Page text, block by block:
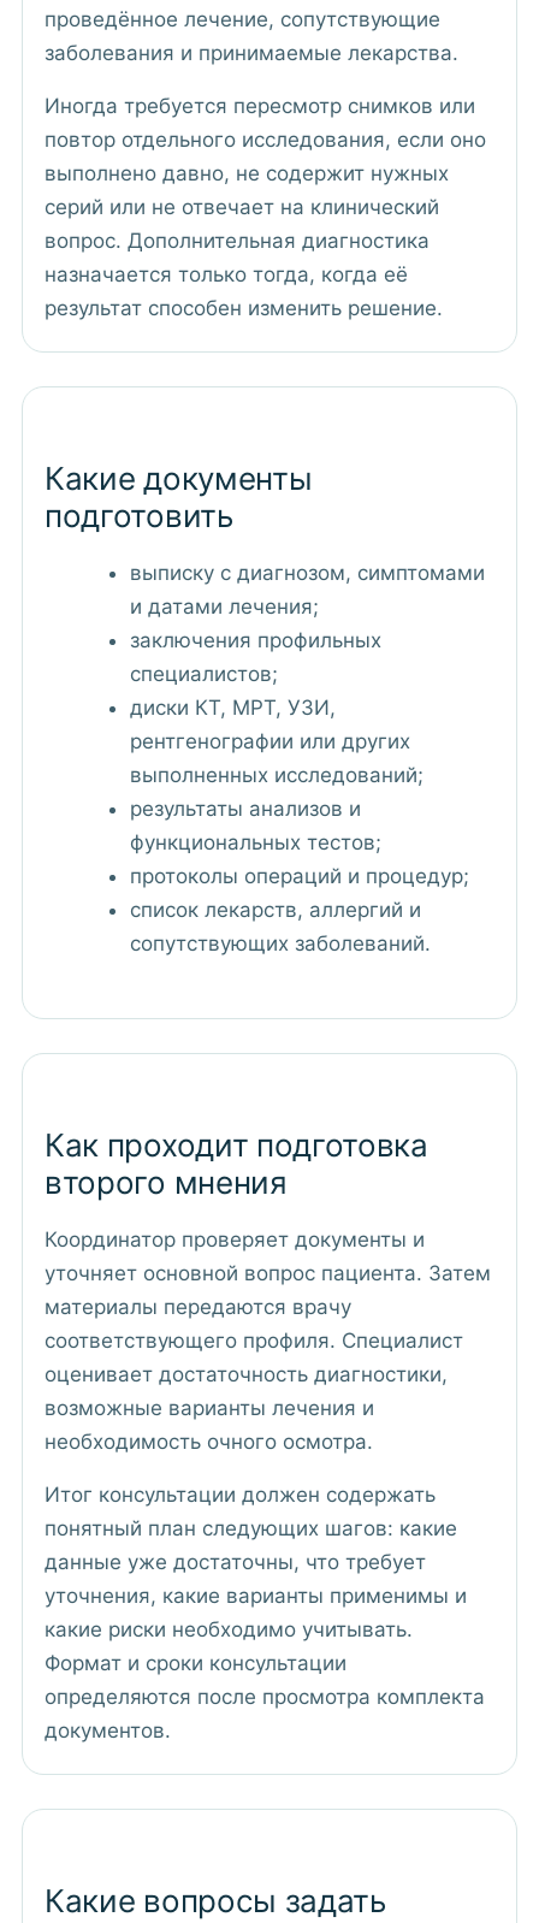
проведённое лечение, сопутствующие
заболевания и принимаемые лекарства.
Иногда требуется пересмотр снимков или
повтор отдельного исследования, если оно
выполнено давно, не содержит нужных
серий или не отвечает на клинический
вопрос. Дополнительная диагностика
назначается только тогда, когда её
результат способен изменить решение.
Какие документы
подготовить
выписку с диагнозом, симптомами
и датами лечения;
заключения профильных
специалистов;
диски КТ, МРТ, УЗИ,
рентгенографии или других
выполненных исследований;
результаты анализов и
функциональных тестов;
протоколы операций и процедур;
список лекарств, аллергий и
сопутствующих заболеваний.
Как проходит подготовка
второго мнения
Координатор проверяет документы и
уточняет основной вопрос пациента. Затем
материалы передаются врачу
соответствующего профиля. Специалист
оценивает достаточность диагностики,
возможные варианты лечения и
необходимость очного осмотра.
Итог консультации должен содержать
понятный план следующих шагов: какие
данные уже достаточны, что требует
уточнения, какие варианты применимы и
какие риски необходимо учитывать.
Формат и сроки консультации
определяются после просмотра комплекта
документов.
Какие вопросы задать